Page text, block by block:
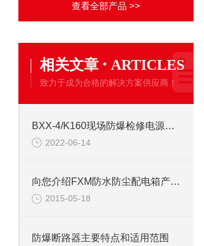
查看全部产品 >>
相关文章 · ARTICLES
致力于成为合格的解决方案供应商！
BXX-4/K160现场防爆检修电源插座箱 防爆动力检修箱
2022-06-14
向您介绍FXM防水防尘配电箱产品特点
2015-05-18
防爆断路器主要特点和适用范围